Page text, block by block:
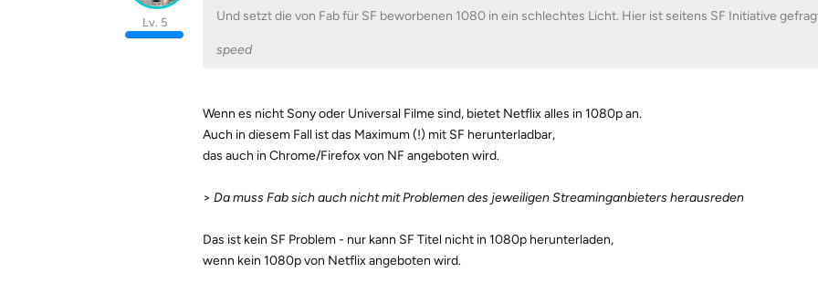
Lv. 5 Und setzt die von Fab für SF beworbenen 1080 in ein schlechtes Licht. Hier ist seitens SF Initiative
speed
Wenn es nicht Sony oder Universal Filme sind, bietet Netflix alles in 1080p an.
Auch in diesem Fall ist das Maximum (!) mit SF herunterladbar,
das auch in Chrome/Firefox von NF angeboten wird.
> Da muss Fab sich auch nicht mit Problemen des jeweiligen Streaminganbieters herausreden
Das ist kein SF Problem - nur kann SF Titel nicht in 1080p herunterladen,
wenn kein 1080p von Netflix angeboten wird.